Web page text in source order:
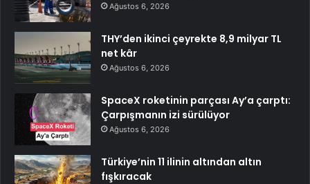
Ağustos 6, 2026
THY’den ikinci çeyrekte 8,9 milyar TL
net kâr
Ağustos 6, 2026
SpaceX roketinin parçası Ay’a çarptı:
Çarpışmanın izi sürülüyor
Ağustos 6, 2026
Türkiye’nin 11 ilinin altından altın
fışkıracak